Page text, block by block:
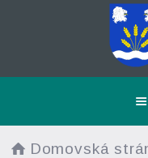
Domovská